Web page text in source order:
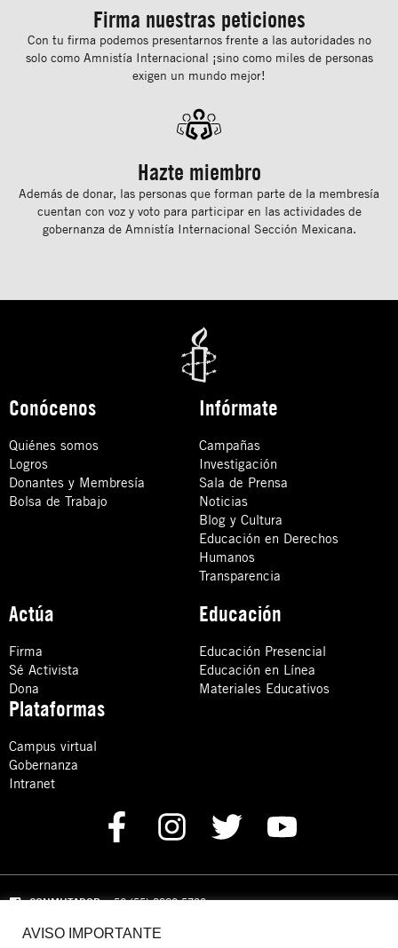
Firma nuestras peticiones
Con tu ﬁrma podemos presentarnos frente a las autoridades no
solo como Amnistía Internacional ¡sino como miles de personas
exigen un mundo mejor!
Hazte miembro
Además de donar, las personas que forman parte de la membresía
cuentan con voz y voto para participar en las actividades de
gobernanza de Amnistía Internacional Sección Mexicana.
Conócenos
Quiénes somos
Logros
Donantes y Membresía
Bolsa de Trabajo
Infórmate
Campañas
Investigación
Sala de Prensa
Noticias
Blog y Cultura
Educación en Derechos
Humanos
Transparencia
Actúa
Firma
Sé Activista
Dona
Educación
Educación Presencial
Educación en Línea
Materiales Educativos
Plataformas
Campus virtual
Gobernanza
Intranet
CONMUTADOR: +52 (55) 8880 5730
Domicilio: Calle Hércules 13,
AVISO IMPORTANTE